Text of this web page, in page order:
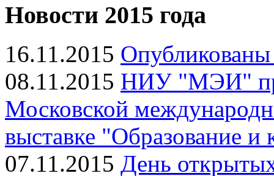
Новости 2015 года
16.11.2015
08.11.2015 НИУ "МЭИ"
Московской
выставке "Образование и
07.11.2015 День